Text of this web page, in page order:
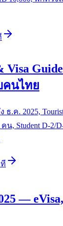
Visa
คนไทย
ธ.ค. 2025,
น, Student D-2/
—